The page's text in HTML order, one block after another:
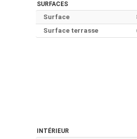
SURFACES
Surface
Surface terrasse
INTÉRIEUR